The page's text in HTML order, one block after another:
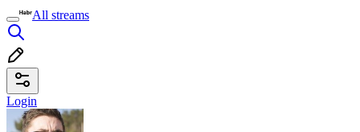
All streams
Login